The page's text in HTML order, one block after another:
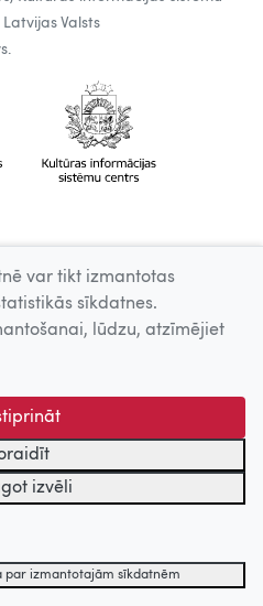
Valsts
var tikt izmantotas
sīkdatnes.
lūdzu, atzīmējiet
izvēli
par izmantotajām sīkdatnēm